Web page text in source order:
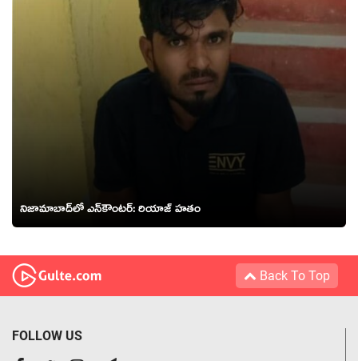
నిజామాబాద్‌లో ఎన్‌కౌంట‌ర్‌: రియాజ్ హ‌తం
Back To Top
FOLLOW US